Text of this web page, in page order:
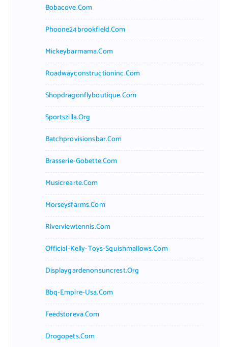
Bobacove.com
Phoone24brookfield.com
Mickeybarmama.com
Roadwayconstructioninc.com
Shopdragonflyboutique.com
Sportszilla.org
Batchprovisionsbar.com
Brasserie-Gobette.com
Musicrearte.com
Morseysfarms.com
Riverviewtennis.com
Official-Kelly-Toys-Squishmallows.com
Displaygardenonsuncrest.org
Bbq-Empire-Usa.com
Feedstoreva.com
Drogopets.com